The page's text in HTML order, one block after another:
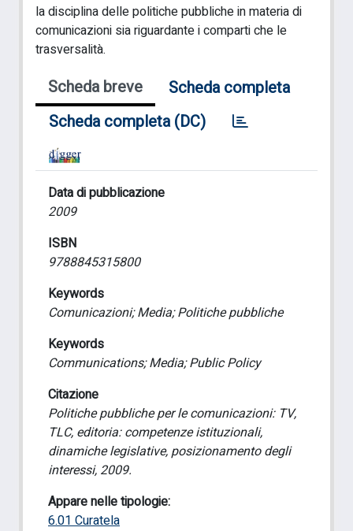
la disciplina delle politiche pubbliche in materia di
comunicazioni sia riguardante i comparti che le
trasversalità.
Scheda breve
Scheda completa
Scheda completa (DC)
Data di pubblicazione
2009
ISBN
9788845315800
Keywords
Comunicazioni; Media; Politiche pubbliche
Keywords
Communications; Media; Public Policy
Citazione
Politiche pubbliche per le comunicazioni: TV,
TLC, editoria: competenze istituzionali,
dinamiche legislative, posizionamento degli
interessi, 2009.
Appare nelle tipologie:
6.01 Curatela